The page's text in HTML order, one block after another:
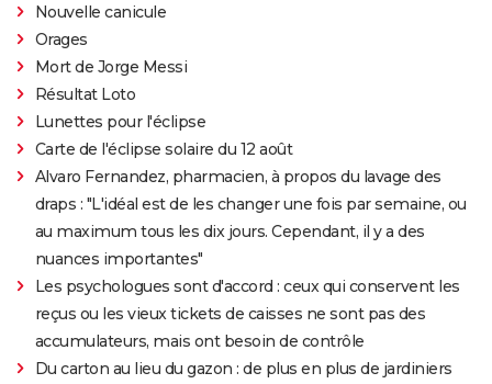
Nouvelle canicule
Orages
Mort de Jorge Messi
Résultat Loto
Lunettes pour l'éclipse
Carte de l'éclipse solaire du 12 août
Alvaro Fernandez, pharmacien, à propos du lavage des
draps : "L'idéal est de les changer une fois par semaine, ou
au maximum tous les dix jours. Cependant, il y a des
nuances importantes"
Les psychologues sont d'accord : ceux qui conservent les
reçus ou les vieux tickets de caisses ne sont pas des
accumulateurs, mais ont besoin de contrôle
Du carton au lieu du gazon : de plus en plus de jardiniers